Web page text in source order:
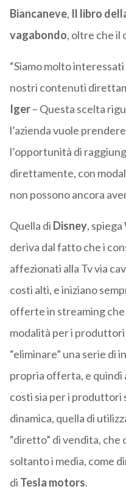
Biancaneve, Il libro
vagabondo, oltre che il
“Siamo molto
nostri contenuti
Iger– Questa scelta
l’azienda vuole
l’opportunità di
direttamente, con
non possono ancora
Quella di Disney,
deriva dal fatto che i
affezionati alla Tv via
costi alti, e iniziano
offerte in streaming
modalità per i
“eliminare” una serie di
propria offerta, e quindi
costi sia per i produttori
dinamica, quella di
“diretto” di vendita, che
soltanto i media, come
di Tesla motors.